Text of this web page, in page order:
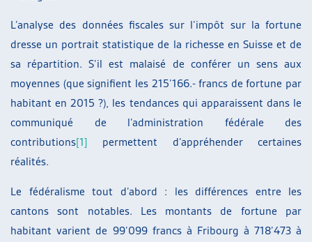
L’analyse des données fiscales sur l’impôt sur la fortune
dresse un portrait statistique de la richesse en Suisse et de
sa répartition. S’il est malaisé de conférer un sens aux
moyennes (que signifient les 215’166.- francs de fortune par
habitant en 2015 ?), les tendances qui apparaissent dans le
communiqué de l’administration fédérale des
contributions[1] permettent d’appréhender certaines
réalités.
Le fédéralisme tout d’abord : les différences entre les
cantons sont notables. Les montants de fortune par
habitant varient de 99’099 francs à Fribourg à 718’473 à